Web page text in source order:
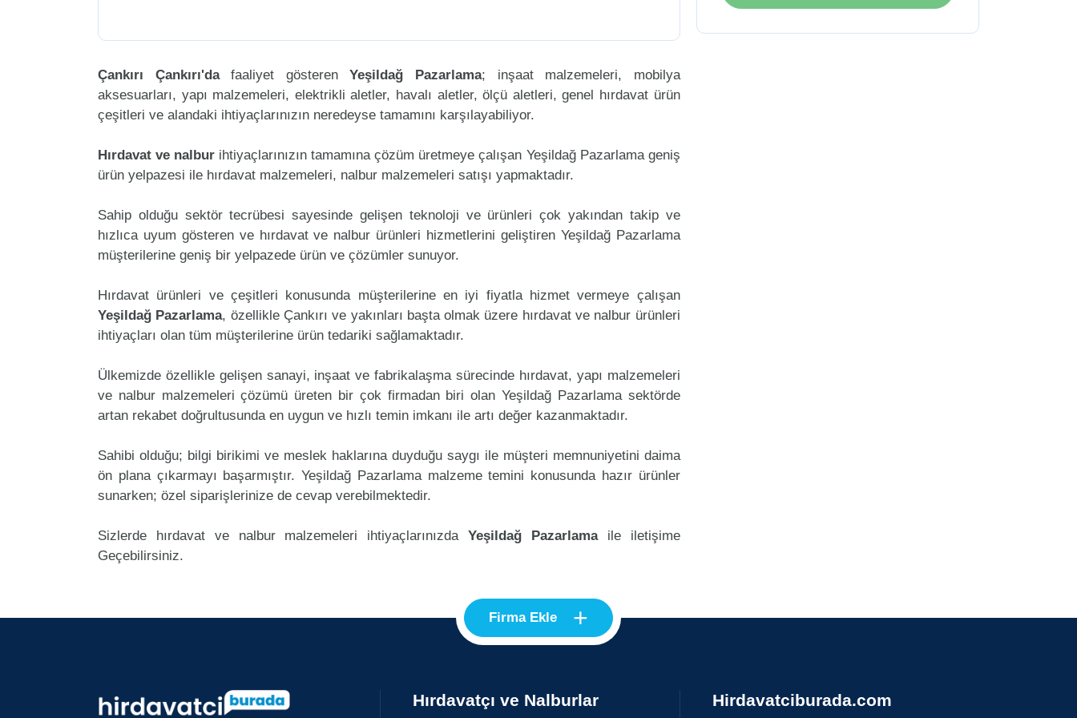
Çankırı Çankırı'dafaaliyet gösterenYeşildağ Pazarlama; inşaat malzemeleri, mobilya
aksesuarları, yapı malzemeleri, elektrikli aletler, havalı aletler, ölçü aletleri, genel hırdavat ürün
çeşitleri ve alandaki ihtiyaçlarınızın neredeyse tamamını karşılayabiliyor.
Hırdavat ve nalbur ihtiyaçlarınızın tamamına çözüm üretmeye çalışan Yeşildağ Pazarlama geniş
ürün yelpazesi ile hırdavat malzemeleri, nalbur malzemeleri satışı yapmaktadır.
Sahip olduğu sektör tecrübesi sayesinde gelişen teknoloji ve ürünleri çok yakından takip ve
hızlıca uyum gösteren ve hırdavat ve nalbur ürünleri hizmetlerini geliştiren Yeşildağ Pazarlama
müşterilerine geniş bir yelpazede ürün ve çözümler sunuyor.
Hırdavat ürünleri ve çeşitleri konusunda müşterilerine en iyi fiyatla hizmet vermeye çalışan
Yeşildağ Pazarlama, özellikle Çankırı ve yakınları başta olmak üzere hırdavat ve nalbur ürünleri
ihtiyaçları olan tüm müşterilerine ürün tedariki sağlamaktadır.
Ülkemizde özellikle gelişen sanayi, inşaat ve fabrikalaşma sürecinde hırdavat, yapı malzemeleri
ve nalbur malzemeleri çözümü üreten bir çok firmadan biri olan Yeşildağ Pazarlama sektörde
artan rekabet doğrultusunda en uygun ve hızlı temin imkanı ile artı değer kazanmaktadır.
Sahibi olduğu; bilgi birikimi ve meslek haklarına duyduğu saygı ile müşteri memnuniyetini daima
ön plana çıkarmayı başarmıştır. Yeşildağ Pazarlama malzeme temini konusunda hazır ürünler
sunarken; özel siparişlerinize de cevap verebilmektedir.
Sizlerde hırdavat ve nalbur malzemeleri ihtiyaçlarınızdaYeşildağ Pazarlamaile iletişime
Geçebilirsiniz.
Firma Ekle +
Hırdavatçı ve Nalburlar Hirdavatciburada.com